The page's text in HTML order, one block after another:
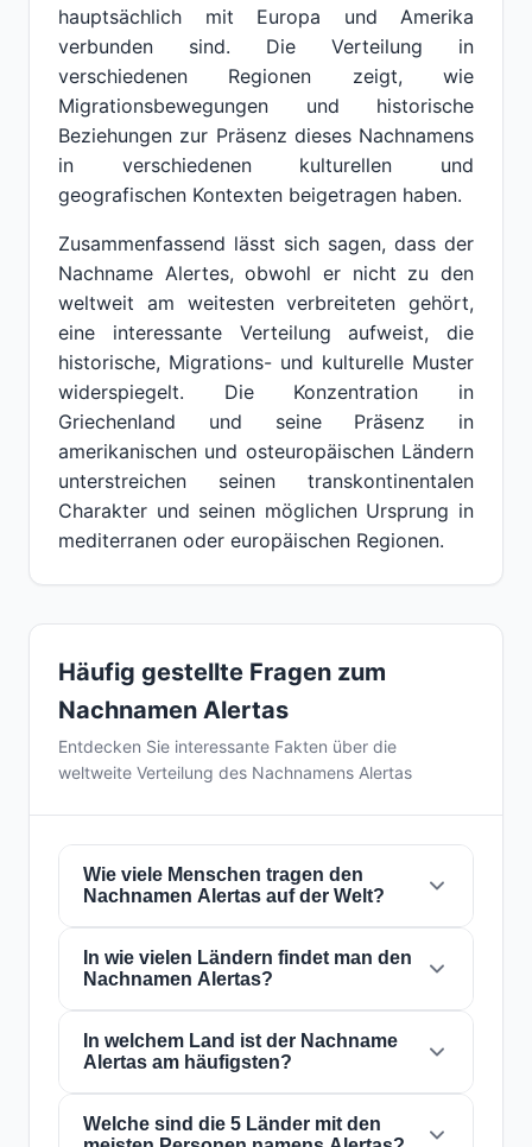
hauptsächlich mit Europa und Amerika
verbunden sind. Die Verteilung in
verschiedenen Regionen zeigt, wie
Migrationsbewegungen und historische
Beziehungen zur Präsenz dieses Nachnamens
in verschiedenen kulturellen und
geografischen Kontexten beigetragen haben.
Zusammenfassend lässt sich sagen, dass der
Nachname Alertes, obwohl er nicht zu den
weltweit am weitesten verbreiteten gehört,
eine interessante Verteilung aufweist, die
historische, Migrations- und kulturelle Muster
widerspiegelt. Die Konzentration in
Griechenland und seine Präsenz in
amerikanischen und osteuropäischen Ländern
unterstreichen seinen transkontinentalen
Charakter und seinen möglichen Ursprung in
mediterranen oder europäischen Regionen.
Häufig gestellte Fragen zum
Nachnamen Alertas
Entdecken Sie interessante Fakten über die
weltweite Verteilung des Nachnamens Alertas
Wie viele Menschen tragen den
Nachnamen Alertas auf der Welt?
Derzeit gibt es weltweit etwa176 Personen
mit dem NachnamenAlertas
dass etwa 1 von45,454,545 Personenauf
der Welt diesen Nachnamen trägt. Er ist in
Ländern präsent, was seine globale
Verbreitung widerspiegelt.
In wie vielen Ländern findet man den
Nachnamen Alertas?
Der NachnameAlertasist in5 Ländernauf
der ganzen Welt präsent. Dies klassifiziert ihn
als einen Nachnamen mitlokalReichweite.
Seine Präsenz in mehreren Ländern weist auf
In welchem Land ist der Nachname
Alertas am häufigsten?
Der NachnameAlertasist am häufigsten in
Welche sind die 5 Länder mit den